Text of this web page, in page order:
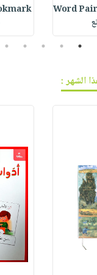
Word
1
2
3
4
5
الشهر :